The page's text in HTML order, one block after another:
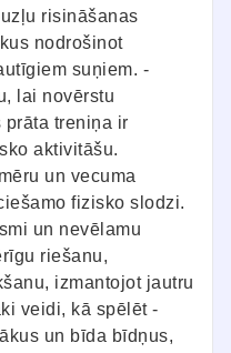
risināšanas
nodrošinot
suņiem. -
lai novērstu
treniņa ir
aktivitāšu.
un vecuma
fizisko slodzi.
un nevēlamu
riešanu,
izmantojot jautru
veidi, kā spēlēt -
un bīda bīdņus,